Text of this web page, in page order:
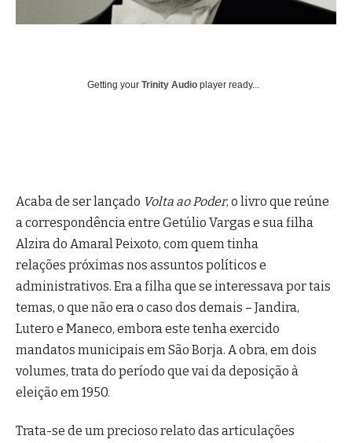
Getting your Trinity Audio player ready...
Acaba de ser lançado Volta ao Poder, o livro que reúne
a correspondência entre Getúlio Vargas e sua filha
Alzira do Amaral Peixoto, com quem tinha
relações próximas nos assuntos políticos e
administrativos. Era a filha que se interessava por tais
temas, o que não era o caso dos demais – Jandira,
Lutero e Maneco, embora este tenha exercido
mandatos municipais em São Borja. A obra, em dois
volumes, trata do período que vai da deposição à
eleição em 1950.
Trata-se de um precioso relato das articulações